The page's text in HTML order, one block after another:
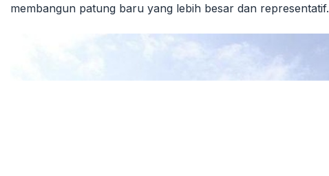
membangun patung baru yang lebih besar dan representatif.